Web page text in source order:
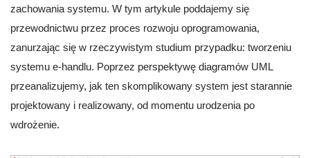
zachowania systemu. W tym artykule poddajemy się
przewodnictwu przez proces rozwoju oprogramowania,
zanurzając się w rzeczywistym studium przypadku: tworzeniu
systemu e-handlu. Poprzez perspektywę diagramów UML
przeanalizujemy, jak ten skomplikowany system jest starannie
projektowany i realizowany, od momentu urodzenia po
wdrożenie.